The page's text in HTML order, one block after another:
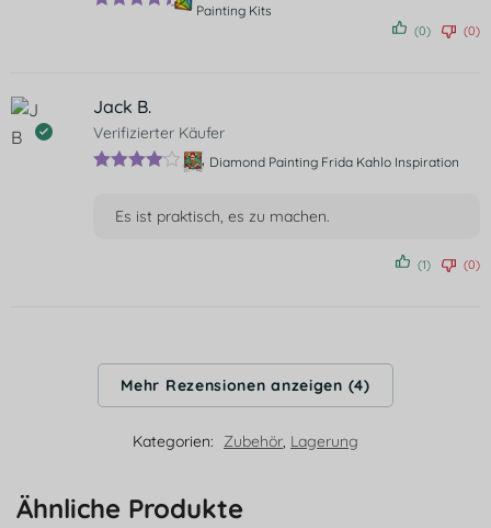
Painting Kits
(0) (0)
Jack B.
Verifizierter Käufer
Diamond Painting Frida Kahlo Inspiration
Es ist praktisch, es zu machen.
(1) (0)
Mehr Rezensionen anzeigen (4)
Kategorien: Zubehör, Lagerung
Ähnliche Produkte